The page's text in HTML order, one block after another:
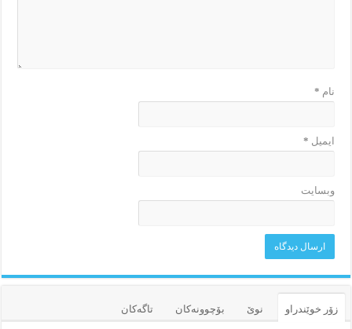
نام *
ایمیل *
وبسایت
زۆر خوێندراو نوێ بۆچوونه‌کان تاگەکان